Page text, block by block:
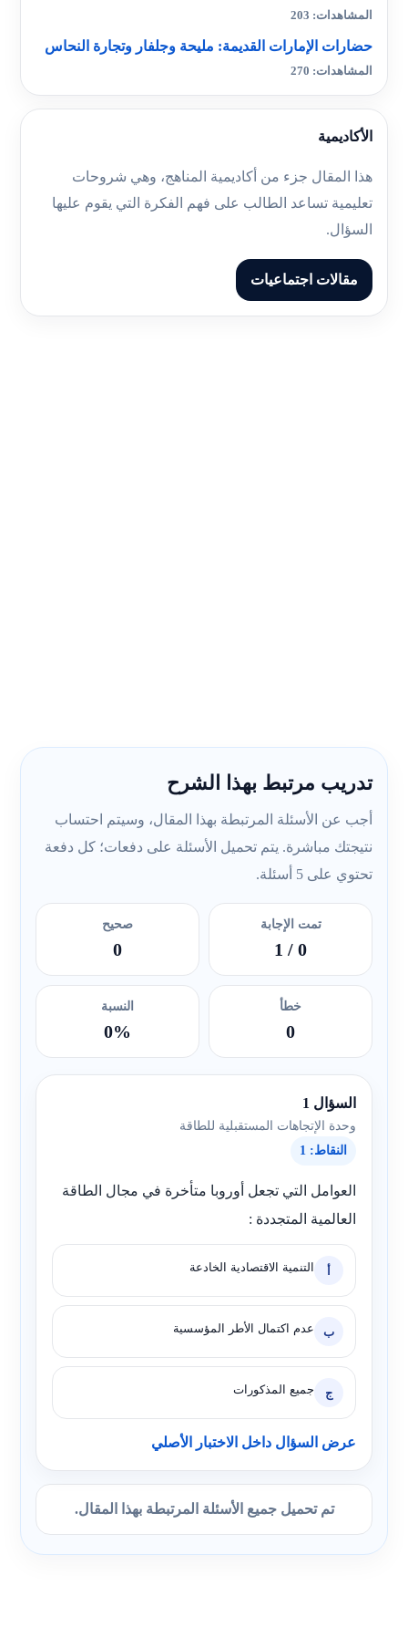
المشاهدات: 203
حضارات الإمارات القديمة: مليحة وجلفار وتجارة النحاس
المشاهدات: 270
الأكاديمية
هذا المقال جزء من أكاديمية المناهج، وهي شروحات
تعليمية تساعد الطالب على فهم الفكرة التي يقوم عليها
السؤال.
مقالات اجتماعيات
تدريب مرتبط بهذا الشرح
أجب عن الأسئلة المرتبطة بهذا المقال، وسيتم احتساب
نتيجتك مباشرة. يتم تحميل الأسئلة على دفعات؛ كل دفعة
تحتوي على 5 أسئلة.
تمت الإجابة
0
/ 1
صحيح
0
خطأ
0
النسبة
0%
السؤال 1
وحدة الإتجاهات المستقبلية للطاقة
النقاط: 1
العوامل التي تجعل أوروبا متأخرة في مجال الطاقة
العالمية المتجددة :
أ التنمية الاقتصادية الخادعة
ب عدم اكتمال الأطر المؤسسية
ج جميع المذكورات
عرض السؤال داخل الاختبار الأصلي
تم تحميل جميع الأسئلة المرتبطة بهذا المقال.